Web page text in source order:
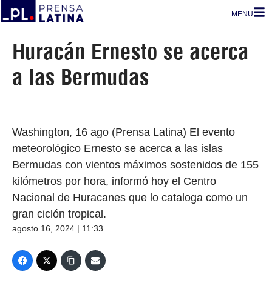
MENU
Huracán Ernesto se acerca
a las Bermudas
Washington, 16 ago (Prensa Latina) El evento
meteorológico Ernesto se acerca a las islas
Bermudas con vientos máximos sostenidos de 155
kilómetros por hora, informó hoy el Centro
Nacional de Huracanes que lo cataloga como un
gran ciclón tropical.
agosto 16, 2024 | 11:33